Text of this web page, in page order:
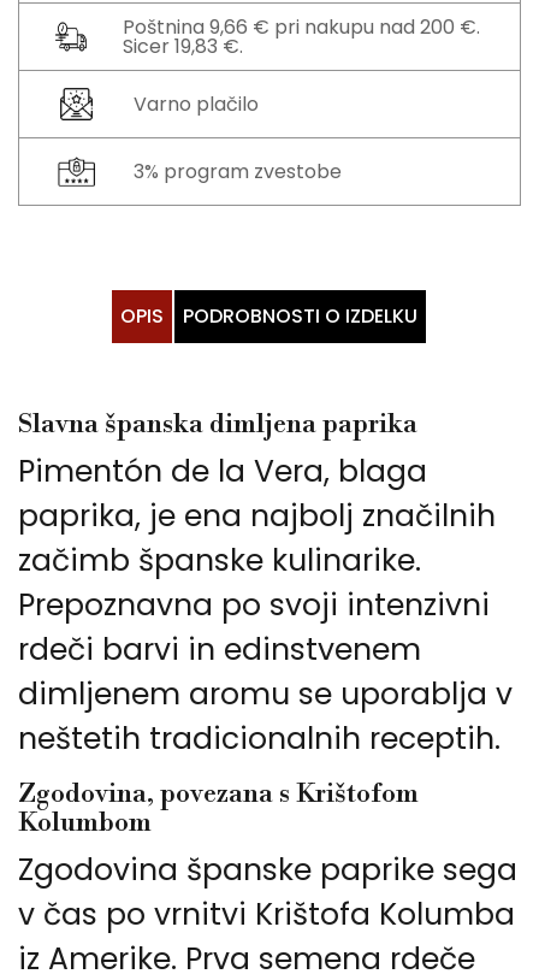
Poštnina 9,66 € pri nakupu nad 200 €.
Sicer 19,83 €.
Varno plačilo
3% program zvestobe
OPIS PODROBNOSTI O IZDELKU
Slavna španska dimljena paprika
Pimentón de la Vera, blaga
paprika, je ena najbolj značilnih
začimb španske kulinarike.
Prepoznavna po svoji intenzivni
rdeči barvi in edinstvenem
dimljenem aromu se uporablja v
neštetih tradicionalnih receptih.
Zgodovina, povezana s Krištofom
Kolumbom
Zgodovina španske paprike sega
v čas po vrnitvi Krištofa Kolumba
iz Amerike. Prva semena rdeče